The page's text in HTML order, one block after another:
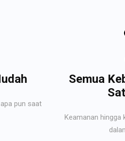
pun saat
Semua
Keamanan hingga